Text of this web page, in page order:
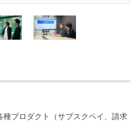
種プロダクト（サブスクペイ、請求